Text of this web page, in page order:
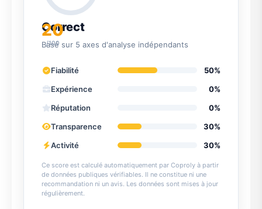
20
/100
Correct
Basé sur 5 axes d'analyse indépendants
Fiabilité
50%
Expérience
0%
Réputation
0%
Transparence
30%
Activité
30%
Ce score est calculé automatiquement par Coproly à partir
de données publiques vérifiables. Il ne constitue ni une
recommandation ni un avis. Les données sont mises à jour
régulièrement.